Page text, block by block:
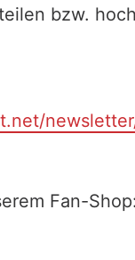
bzw.
Fan-Shop: